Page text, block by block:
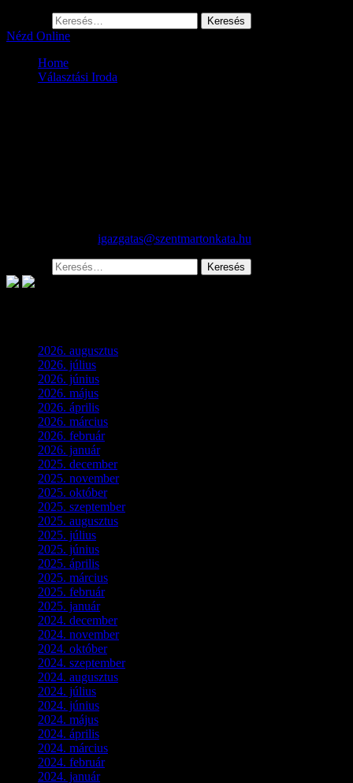
Nézd Online
Home
Választási Iroda
igazgatas@szentmartonkata.hu
2026. augusztus
2026. július
2026. június
2026. május
2026. április
2026. március
2026. február(4)
2026. január(2)
2025. december(4)
2025. november(3)
2025. október(3)
2025. szeptember(5)
2025. augusztus
2025. július
2025. június
2025. április
2025. március
2025. február(7)
2025. január(3)
2024. december(3)
2024. november(7)
2024. október(6)
2024. szeptember(4)
2024. augusztus
2024. július
2024. június
2024. május
2024. április
2024. március
2024. február(9)
2024. január(3)